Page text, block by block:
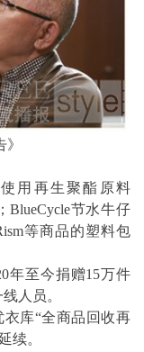
使用再生聚酯原料
BlueCycle节水牛仔
等商品的塑料包
年至今捐赠15万件
人员。
衣库“全商品回收再
续。